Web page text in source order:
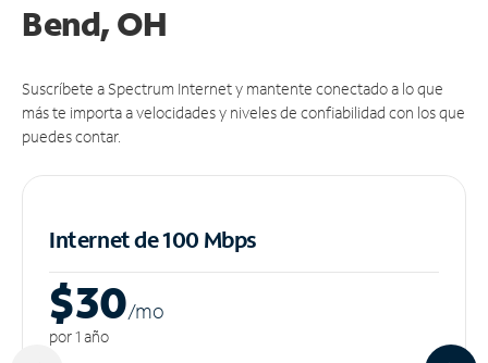
Bend, OH
Suscríbete a Spectrum Internet y mantente conectado a lo que
más te importa a velocidades y niveles de confiabilidad con los que
puedes contar.
Internet de 100 Mbps
$30/mo
por 1 año